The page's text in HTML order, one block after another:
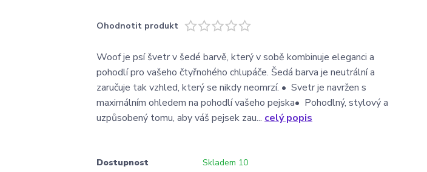
Ohodnotit produkt
Woof je psí švetr v šedé barvě, který v sobě kombinuje eleganci a
pohodlí pro vašeho čtyřnohého chlupáče. Šedá barva je neutrální a
zaručuje tak vzhled, který se nikdy neomrzí. • Svetr je navržen s
maximálním ohledem na pohodlí vašeho pejska• Pohodlný, stylový a
uzpůsobený tomu, aby váš pejsek zau... celý popis
Dostupnost Skladem 10